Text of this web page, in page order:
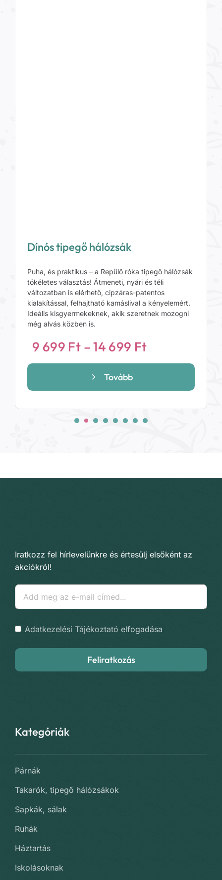
Édes cicák tipegő hálózsák
Puha, és praktikus – a Háziállatok tipegő hálózsák
tökéletes választás! Átmeneti, nyári és téli
változatban is elérhető, cipzáras-patentos
kialakítással, felhajtható kamáslival a kényelemért.
Ideális kisgyermekeknek, akik szeretnek mozogni
még alvás közben is.
9 699 Ft – 14 699 Ft
9
-
14
699 Ft
Tovább
Iratkozz fel hírlevelünkre és értesülj elsőként az
akciókról!
Adatkezelési Tájékoztató elfogadása
Feliratkozás
Kategóriák
Párnák
Takarók, tipegő hálózsákok
Sapkák, sálak
Ruhák
Háztartás
Iskolásoknak